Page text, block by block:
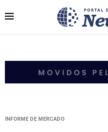
INFORME DE MERCADO